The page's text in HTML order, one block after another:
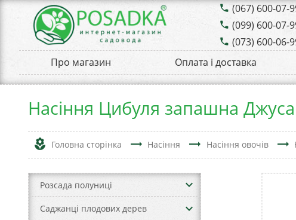
phone (067) 600-07-
phone (099) 600-07-
phone (073) 600-06-
Про магазин Оплата і доставка
Насіння Цибуля запашна
local_florist Головна сторінка trending_flat Насіння trending_flat Насіння овочів trending_flat
Розсада полуниці keyboard_arrow_down
Саджанці плодових дерев keyboard_arrow_down